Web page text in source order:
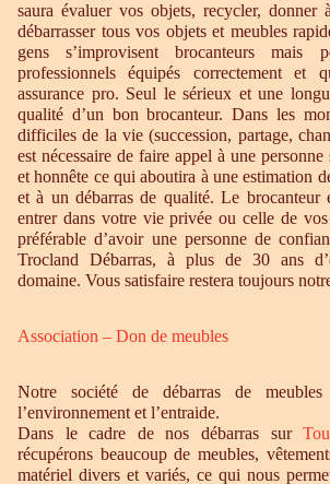
saura évaluer vos objets, recycler, donner
débarrasser tous vos objets et meubles
gens s’improvisent brocanteurs
professionnels équipés correctement et
assurance pro. Seul le sérieux et une
qualité d’un bon brocanteur. Dans les
difficiles de la vie (succession, partage,
est nécessaire de faire appel à une personne
et honnête ce qui aboutira à une estimation
et à un débarras de qualité. Le brocanteur
entrer dans votre vie privée ou celle de
préférable d’avoir une personne de
Trocland Débarras, à plus de 30 ans
domaine. Vous satisfaire restera toujours
Association – Don de meubles
Notre société de débarras de
l’environnement et l’entraide.
Dans le cadre de nos débarras sur
récupérons beaucoup de meubles,
matériel divers et variés, ce qui nous